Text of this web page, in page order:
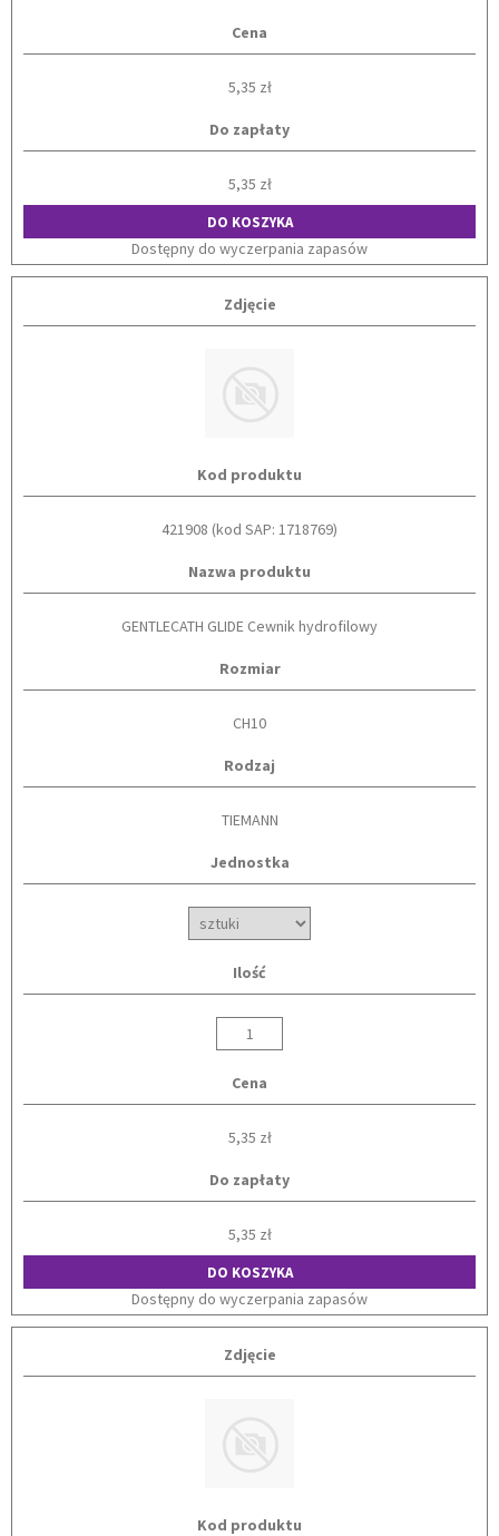
Cena
5,35 zł
Do zapłaty
5,35 zł
DO KOSZYKA
Dostępny do wyczerpania zapasów
Zdjęcie
Kod produktu
421908 (kod SAP: 1718769)
Nazwa produktu
GENTLECATH GLIDE Cewnik hydrofilowy
Rozmiar
CH10
Rodzaj
TIEMANN
Jednostka
Ilość
Cena
5,35 zł
Do zapłaty
5,35 zł
DO KOSZYKA
Dostępny do wyczerpania zapasów
Zdjęcie
Kod produktu